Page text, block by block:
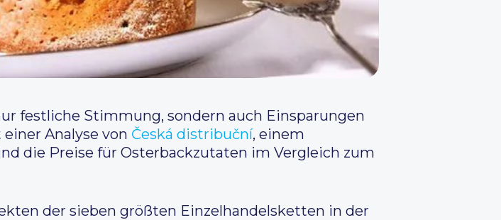
festliche Stimmung, sondern auch Einsparungen
Analyse von Česká distribuční, einem
die Preise für Osterbackzutaten im Vergleich zum
der sieben größten Einzelhandelsketten in der